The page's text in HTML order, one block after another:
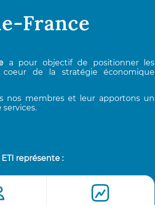
France
a pour objectif de positionner les
de la stratégie économique
nos membres et leur apportons un
représente :